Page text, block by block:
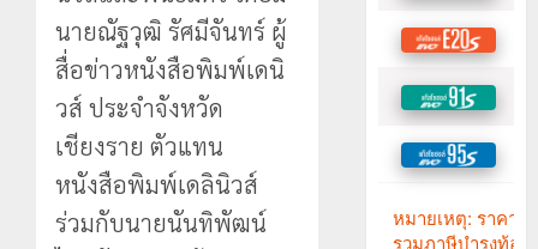
นายณัฐวุฒิ รัศมีจันทร์ ผู้
สื่อข่าวหนังสือพิมพ์เดนิ
วส์ ประจำจังหวัด
เชียงราย ตัวแทน
หนังสือพิมพ์เดลินิวส์
ร่วมกับนายนันทิ​พัฒน์ ​